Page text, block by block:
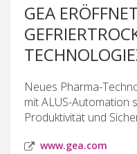
GEA
Neues Pharma-
mit ALUS-Automation
Produktivität und
www.gea.com